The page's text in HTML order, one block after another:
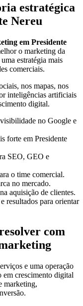
estratégica
Nereu
em Presidente
o marketing da
estratégia mais
comerciais.
nos mapas, nos
inteligências artificiais
digital.
no Google e
forte em Presidente
SEO, GEO e
o time comercial.
no mercado.
aquisição de clientes.
resultados para orientar
com
e uma operação
em crescimento digital
marketing,